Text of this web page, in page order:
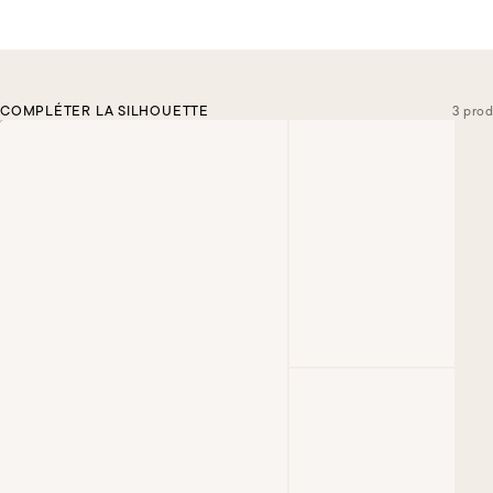
COMPLÉTER LA SILHOUETTE 3